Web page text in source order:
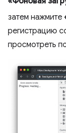
затем нажмите
регистрацию
просмотреть